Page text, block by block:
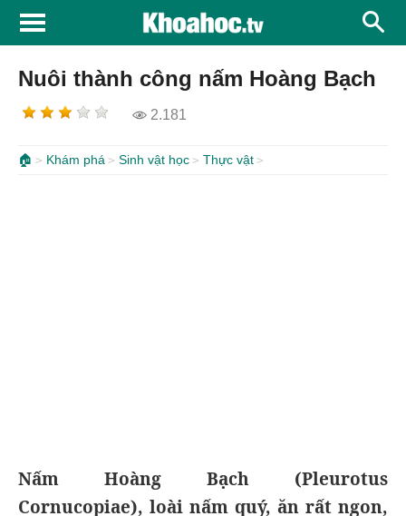
Nuôi thành công nấm Hoàng Bạch
2.181
🏠 Khám phá Sinh vật học Thực vật
Nấm Hoàng Bạch (Pleurotus
Cornucopiae), loài nấm quý, ăn rất ngon,